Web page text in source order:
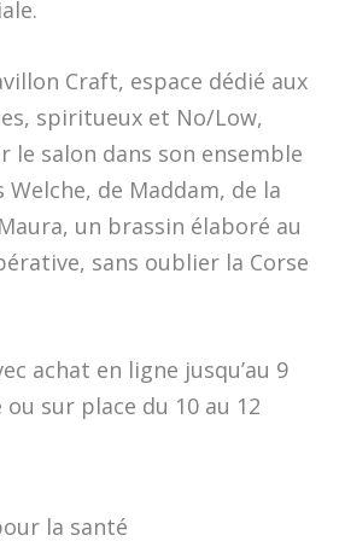
Craft, espace dédié aux
spiritueux et No/Low,
le salon dans son ensemble
de Maddam, de la
un brassin élaboré au
sans oublier la Corse
achat en ligne jusqu’au 9
sur place du 10 au 12
la santé